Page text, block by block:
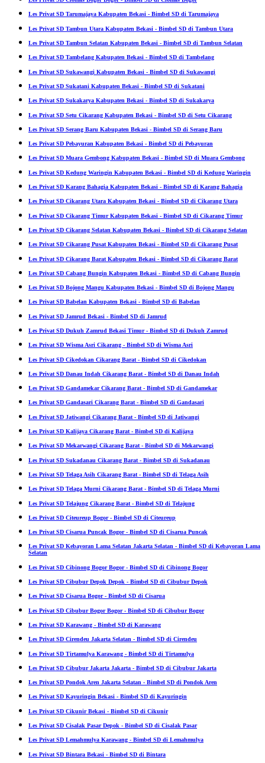
Les Privat SD Tarumajaya Kabupaten Bekasi - Bimbel SD di Tarumajaya
Les Privat SD Tambun Utara Kabupaten Bekasi - Bimbel SD di Tambun Utara
Les Privat SD Tambun Selatan Kabupaten Bekasi - Bimbel SD di Tambun Selatan
Les Privat SD Tambelang Kabupaten Bekasi - Bimbel SD di Tambelang
Les Privat SD Sukawangi Kabupaten Bekasi - Bimbel SD di Sukawangi
Les Privat SD Sukatani Kabupaten Bekasi - Bimbel SD di Sukatani
Les Privat SD Sukakarya Kabupaten Bekasi - Bimbel SD di Sukakarya
Les Privat SD Setu Cikarang Kabupaten Bekasi - Bimbel SD di Setu Cikarang
Les Privat SD Serang Baru Kabupaten Bekasi - Bimbel SD di Serang Baru
Les Privat SD Pebayuran Kabupaten Bekasi - Bimbel SD di Pebayuran
Les Privat SD Muara Gembong Kabupaten Bekasi - Bimbel SD di Muara Gembong
Les Privat SD Kedung Waringin Kabupaten Bekasi - Bimbel SD di Kedung Waringin
Les Privat SD Karang Bahagia Kabupaten Bekasi - Bimbel SD di Karang Bahagia
Les Privat SD Cikarang Utara Kabupaten Bekasi - Bimbel SD di Cikarang Utara
Les Privat SD Cikarang Timur Kabupaten Bekasi - Bimbel SD di Cikarang Timur
Les Privat SD Cikarang Selatan Kabupaten Bekasi - Bimbel SD di Cikarang Selatan
Les Privat SD Cikarang Pusat Kabupaten Bekasi - Bimbel SD di Cikarang Pusat
Les Privat SD Cikarang Barat Kabupaten Bekasi - Bimbel SD di Cikarang Barat
Les Privat SD Cabang Bungin Kabupaten Bekasi - Bimbel SD di Cabang Bungin
Les Privat SD Bojong Mangu Kabupaten Bekasi - Bimbel SD di Bojong Mangu
Les Privat SD Babelan Kabupaten Bekasi - Bimbel SD di Babelan
Les Privat SD Jamrud Bekasi - Bimbel SD di Jamrud
Les Privat SD Dukuh Zamrud Bekasi Timur - Bimbel SD di Dukuh Zamrud
Les Privat SD Wisma Asri Cikarang - Bimbel SD di Wisma Asri
Les Privat SD Cikedokan Cikarang Barat - Bimbel SD di Cikedokan
Les Privat SD Danau Indah Cikarang Barat - Bimbel SD di Danau Indah
Les Privat SD Gandamekar Cikarang Barat - Bimbel SD di Gandamekar
Les Privat SD Gandasari Cikarang Barat - Bimbel SD di Gandasari
Les Privat SD Jatiwangi Cikarang Barat - Bimbel SD di Jatiwangi
Les Privat SD Kalijaya Cikarang Barat - Bimbel SD di Kalijaya
Les Privat SD Mekarwangi Cikarang Barat - Bimbel SD di Mekarwangi
Les Privat SD Sukadanau Cikarang Barat - Bimbel SD di Sukadanau
Les Privat SD Telaga Asih Cikarang Barat - Bimbel SD di Telaga Asih
Les Privat SD Telaga Murni Cikarang Barat - Bimbel SD di Telaga Murni
Les Privat SD Telajung Cikarang Barat - Bimbel SD di Telajung
Les Privat SD Citeureup Bogor - Bimbel SD di Citeureup
Les Privat SD Cisarua Puncak Bogor - Bimbel SD di Cisarua Puncak
Les Privat SD Kebayoran Lama Selatan Jakarta Selatan - Bimbel SD di Kebayoran Lama
Selatan
Les Privat SD Cibinong Bogor Bogor - Bimbel SD di Cibinong Bogor
Les Privat SD Cibubur Depok Depok - Bimbel SD di Cibubur Depok
Les Privat SD Cisarua Bogor - Bimbel SD di Cisarua
Les Privat SD Cibubur Bogor Bogor - Bimbel SD di Cibubur Bogor
Les Privat SD Karawang - Bimbel SD di Karawang
Les Privat SD Cirendeu Jakarta Selatan - Bimbel SD di Cirendeu
Les Privat SD Tirtamulya Karawang - Bimbel SD di Tirtamulya
Les Privat SD Cibubur Jakarta Jakarta - Bimbel SD di Cibubur Jakarta
Les Privat SD Pondok Aren Jakarta Selatan - Bimbel SD di Pondok Aren
Les Privat SD Kayuringin Bekasi - Bimbel SD di Kayuringin
Les Privat SD Cikunir Bekasi - Bimbel SD di Cikunir
Les Privat SD Cisalak Pasar Depok - Bimbel SD di Cisalak Pasar
Les Privat SD Lemahmulya Karawang - Bimbel SD di Lemahmulya
Les Privat SD Bintara Bekasi - Bimbel SD di Bintara